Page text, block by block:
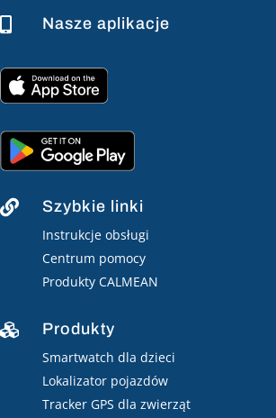
 Nasze aplikacje
 Szybkie linki
Instrukcje obsługi
Centrum pomocy
Produkty CALMEAN
 Produkty
Smartwatch dla dzieci
Lokalizator pojazdów
Tracker GPS dla zwierząt